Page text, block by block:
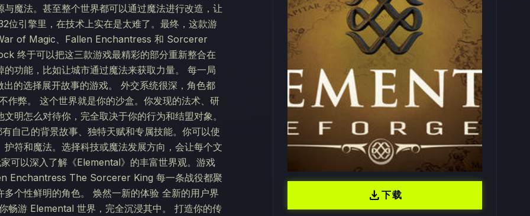
魔法。甚至整个世界都可以通过魔法进行改造，让
位引擎里，在技术上实在是太难了。最终，这款游
of Magic、Fallen Enchantress 和 Sorcerer
终于可以把这三款游戏最精彩的部分重新整合在
功能，比如让城市通过魔法来获取力量。 每一局
的选择展开故事的游戏。 外交系统很深，角色都
作弊。 这个世界就是你的沙盒。你发现的法术、研
明怎么对待你，完全取决于你的行为和结盟对象。
自己的背景故事、独特天赋和专属技能。你可以使
符和魔法。选择科技或魔法发展方向，会让每个文
可以深入了解《Elemental》的丰富世界观。游戏
Enchantress The Sorcerer King 每一条战役都聚
个性鲜明的角色。 焕然一新的体验 全新的用户界
畅游 Elemental 世界，完全沉浸其中。 打造你的传
download下载